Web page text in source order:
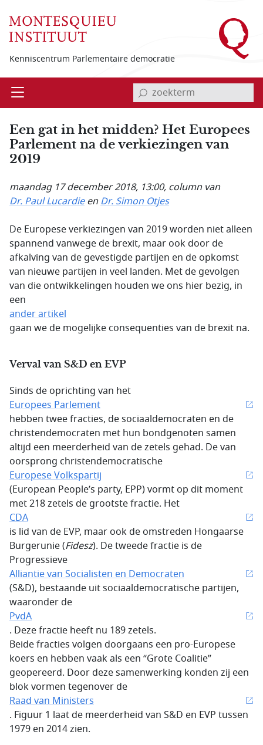
Kenniscentrum Parlementaire democratie
Open invoerveld zoekterm
Een gat in het midden? Het Europees
Parlement na de verkiezingen van
2019
maandag 17 december 2018, 13:00, column van
Dr. Paul LucardieenDr. Simon Otjes
De Europese verkiezingen van 2019 worden niet alleen
spannend vanwege de brexit, maar ook door de
afkalving van de gevestigde partijen en de opkomst
van nieuwe partijen in veel landen. Met de gevolgen
van die ontwikkelingen houden we ons hier bezig, in
een
ander artikel
gaan we de mogelijke consequenties van de brexit na.
Verval van S&D en EVP
Sinds de oprichting van het
Europees Parlement
hebben twee fracties, de sociaaldemocraten en de
christendemocraten met hun bondgenoten samen
altijd een meerderheid van de zetels gehad. De van
oorsprong christendemocratische
Europese Volkspartij
(European People’s party, EPP) vormt op dit moment
met 218 zetels de grootste fractie. Het
CDA
is lid van de EVP, maar ook de omstreden Hongaarse
Burgerunie (Fidesz). De tweede fractie is de
Progressieve
Alliantie van Socialisten en Democraten
(S&D), bestaande uit sociaaldemocratische partijen,
waaronder de
PvdA
. Deze fractie heeft nu 189 zetels.
Beide fracties volgen doorgaans een pro-Europese
koers en hebben vaak als een “Grote Coalitie”
geopereerd. Door deze samenwerking konden zij een
blok vormen tegenover de
Raad van Ministers
. Figuur 1 laat de meerderheid van S&D en EVP tussen
1979 en 2014 zien.